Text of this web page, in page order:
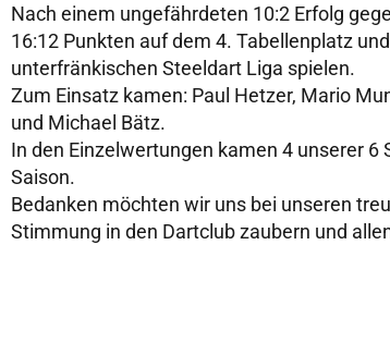
Nach einem ungefährdeten 10:2 Erfolg
16:12 Punkten auf dem 4. Tabellenplatz
unterfränkischen Steeldart Liga spielen.
Zum Einsatz kamen: Paul Hetzer, Mario
und Michael Bätz.
In den Einzelwertungen kamen 4 unserer 6
Saison.
Bedanken möchten wir uns bei unseren
Stimmung in den Dartclub zaubern und